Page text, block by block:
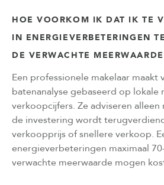
HOE VOORKOM IK DAT IK TE
IN ENERGIEVERBETERINGEN
DE VERWACHTE
Een professionele makelaar maakt
batenanalyse gebaseerd op lokale
verkoopcijfers. Ze adviseren alleen
de investering wordt
verkoopprijs of snellere verkoop.
energieverbeteringen maximaal
verwachte meerwaarde mogen